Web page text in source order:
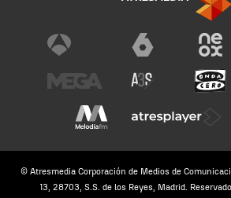
© Atresmedia Corporación de Medios de
13, 28703, S.S. de los Reyes, Madrid.